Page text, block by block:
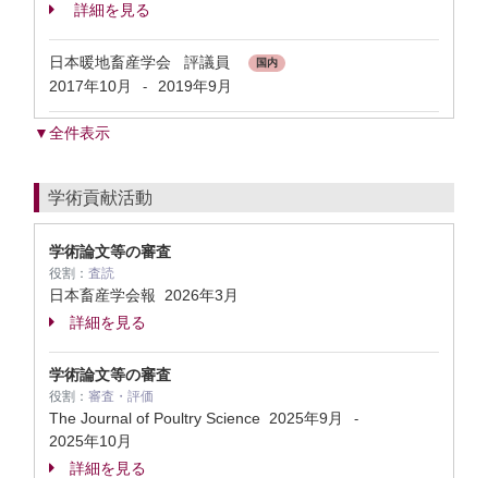
詳細を見る
日本暖地畜産学会 評議員 国内
2017年10月 - 2019年9月
▼全件表示
学術貢献活動
学術論文等の審査
役割： 査読
日本畜産学会報 2026年3月
詳細を見る
学術論文等の審査
役割： 審査・評価
The Journal of Poultry Science 2025年9月 -
2025年10月
詳細を見る